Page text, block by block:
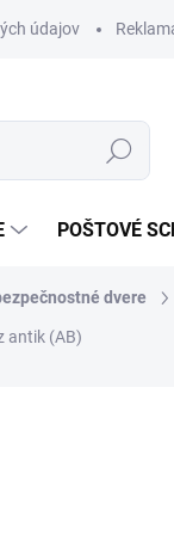
údajov
Hľadať
POŠTOVÉ
dvere
antik (AB)